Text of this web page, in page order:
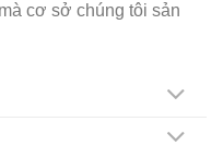
cơ sở chúng tôi sản